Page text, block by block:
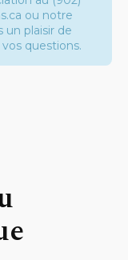
ou notre
un plaisir de
questions.